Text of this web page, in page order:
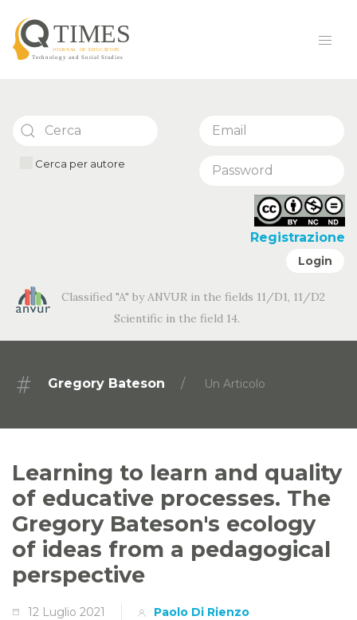
Cerca per autore
Registrazione
Login
Classified "A" by ANVUR in the fields 11/D1, 11/D2
Scientific in the field 14.
Gregory Bateson Un Articolo
Learning to learn and quality
of educative processes. The
Gregory Bateson's ecology
of ideas from a pedagogical
perspective
12 Luglio 2021 Paolo Di Rienzo